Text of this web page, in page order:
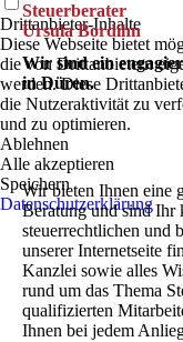
Steuerberater
Ursula Bordihn
Wir sind ein
in Düren.
Wir bieten Ihnen eine
Beratung und sind Ihr
steuerrechtlichen und
unserer Internetseite
Kanzlei sowie alles
rund um das Thema
qualifizierten
Ihnen bei jedem
Drittanbieter-Inhalte
Diese Webseite bietet
die von Drittanbietern
werden. Diese
die Nutzeraktivität zu
und zu optimieren.
Ablehnen
Alle akzeptieren
Speichern
Datenschutzerklärung